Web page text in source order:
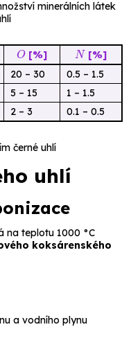
minerálních látek
O
[%]
N
[%]
20 – 30
0.5 – 1.5
5 – 15
1 – 1.5
2 – 3 0.1 – 0.5
černé uhlí
uhlí
na teplotu 1000 °C
koksárenského
a vodního plynu